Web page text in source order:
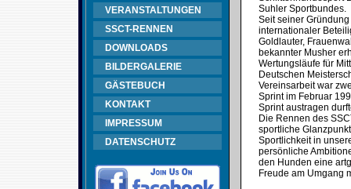
VERANSTALTUNGEN
SSCT-RENNEN
DOWNLOADS
BILDERGALERIE
GÄSTEBUCH
KONTAKT
IMPRESSUM
DATENSCHUTZ
Suhler Sportbundes.
Seit seiner
internationaler
Goldlauter,
bekannter Musher
Wertungsläufe für
Deutschen
Vereinsarbeit war
Sprint im Februar
Sprint austragen
Die Rennen des
sportliche
Sportlichkeit in
persönliche
den Hunden eine
Freude am Umgang